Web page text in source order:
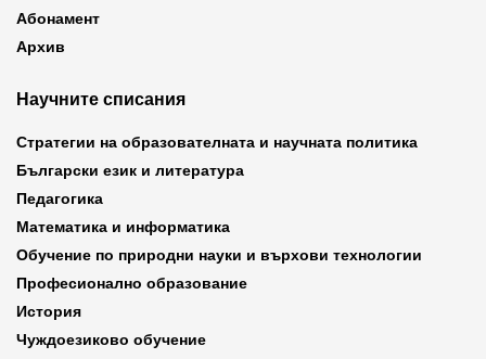
Абонамент
Архив
Научните списания
Стратегии на образователната и научната политика
Български език и литература
Педагогика
Математика и информатика
Обучение по природни науки и върхови технологии
Професионално образование
История
Чуждоезиково обучение